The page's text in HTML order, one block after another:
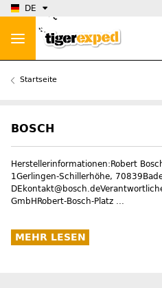
DE
Startseite
BOSCH
Herstellerinformationen:Robert
1Gerlingen-Schillerhöhe,
GmbHRobert-Bosch-Platz ...
MEHR LESEN